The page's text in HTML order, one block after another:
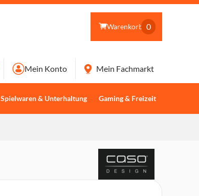
Warenkorb 0
Spielwaren & Unterhaltung Gaming & Freizeit
Mein Konto Mein Fachmarkt